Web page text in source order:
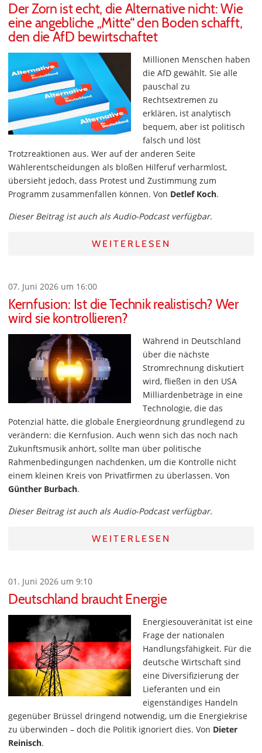
Der Zorn ist echt, die Alternative nicht: Wie
eine angebliche „Mitte“ den Boden schafft,
den die AfD bewirtschaftet
Millionen Menschen haben
die AfD gewählt. Sie alle
pauschal zu
Rechtsextremen zu
erklären, ist analytisch
bequem, aber ist politisch
falsch und löst
Trotzreaktionen aus. Wer auf der anderen Seite
Wählerentscheidungen als bloßen Hilferuf verharmlost,
übersieht jedoch, dass Protest und Zustimmung zum
Programm zusammenfallen können. Von Detlef Koch.
Dieser Beitrag ist auch als Audio-Podcast verfügbar.
WEITERLESEN
07. Juni 2026 um 16:00
Kernfusion: Ist die Technik realistisch? Wer
wird sie kontrollieren?
Während in Deutschland
über die nächste
Stromrechnung diskutiert
wird, fließen in den USA
Milliardenbeträge in eine
Technologie, die das
Potenzial hätte, die globale Energieordnung grundlegend zu
verändern: die Kernfusion. Auch wenn sich das noch nach
Zukunftsmusik anhört, sollte man über politische
Rahmenbedingungen nachdenken, um die Kontrolle nicht
einem kleinen Kreis von Privatfirmen zu überlassen. Von
Günther Burbach.
Dieser Beitrag ist auch als Audio-Podcast verfügbar.
WEITERLESEN
01. Juni 2026 um 9:10
Deutschland braucht Energie
Energiesouveränität ist eine
Frage der nationalen
Handlungsfähigkeit. Für die
deutsche Wirtschaft sind
eine Diversifizierung der
Lieferanten und ein
eigenständiges Handeln
gegenüber Brüssel dringend notwendig, um die Energiekrise
zu überwinden – doch die Politik ignoriert dies. Von Dieter
Reinisch.